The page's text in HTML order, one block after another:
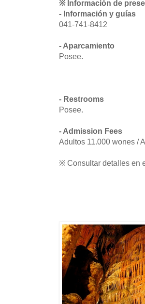
※ Información de
- Información y guías
041-741-8412
- Aparcamiento
Posee.
- Restrooms
Posee.
- Admission Fees
Adultos 11.000 wones /
※ Consultar detalles en